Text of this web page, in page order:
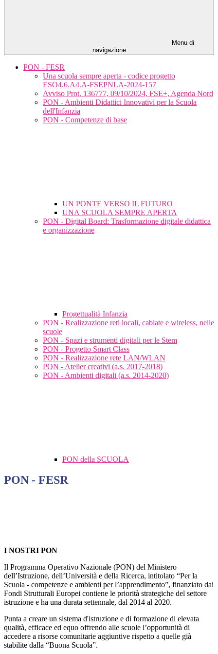
Menu di
navigazione
PON - FESR
Una scuola sempre aperta - codice progetto
ESO4.6.A4.A-FSEPNLA-2024-157
Avviso Prot. 136777, 09/10/2024, FSE+, Agenda Nord
PON - Ambienti Didattici Innovativi per la Scuola
dell'Infanzia
PON - Competenze di base
UN PONTE VERSO IL FUTURO
UNA SCUOLA SEMPRE APERTA
PON - Digital Board: Trasformazione digitale didattica
e organizzazione
Progettualità Infanzia
PON - Realizzazione reti locali, cablate e wireless, nelle
scuole
PON - Spazi e strumenti digitali per le Stem
PON - Progetto Smart Class
PON - Realizzazione rete LAN/WLAN
PON - Atelier creativi (a.s. 2017-2018)
PON - Ambienti digitali (a.s. 2014-2020)
PON della SCUOLA
PON - FESR
I NOSTRI PON
Il Programma Operativo Nazionale (PON) del Ministero
dell’Istruzione, dell’Università e della Ricerca, intitolato “Per la
Scuola - competenze e ambienti per l’apprendimento”, finanziato dai
Fondi Strutturali Europei contiene le priorità strategiche del settore
istruzione e ha una durata settennale, dal 2014 al 2020.
Punta a creare un sistema d'istruzione e di formazione di elevata
qualità, efficace ed equo offrendo alle scuole l’opportunità di
accedere a risorse comunitarie aggiuntive rispetto a quelle già
stabilite dalla “Buona Scuola”.